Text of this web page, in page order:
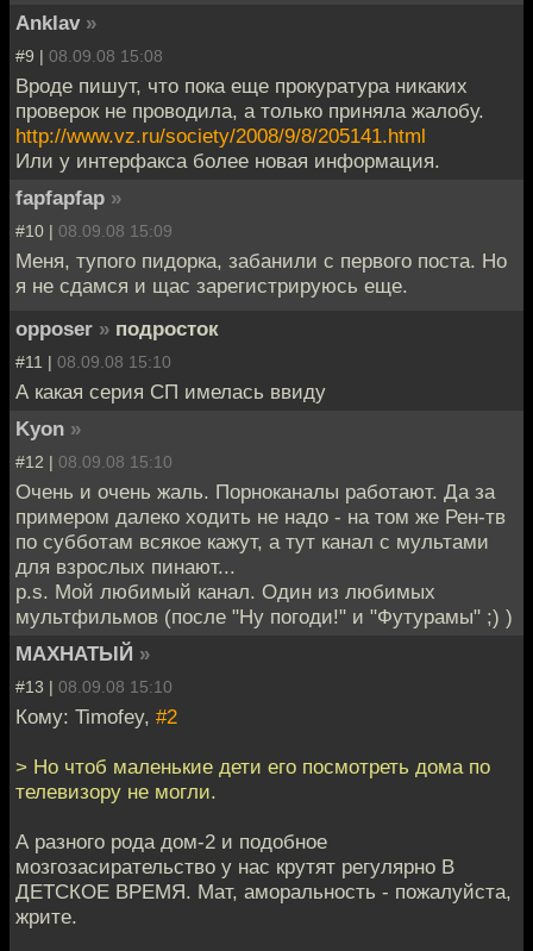
Anklav »
#9 | 08.09.08 15:08
Вроде пишут, что пока еще прокуратура никаких
проверок не проводила, а только приняла жалобу.
http://www.vz.ru/society/2008/9/8/205141.html
Или у интерфакса более новая информация.
fapfapfap »
#10 | 08.09.08 15:09
Меня, тупого пидорка, забанили с первого поста. Но
я не сдамся и щас зарегистрируюсь еще.
opposer » подросток
#11 | 08.09.08 15:10
А какая серия СП имелась ввиду
Kyon »
#12 | 08.09.08 15:10
Очень и очень жаль. Порноканалы работают. Да за
примером далеко ходить не надо - на том же Рен-тв
по субботам всякое кажут, а тут канал с мультами
для взрослых пинают...
p.s. Мой любимый канал. Один из любимых
мультфильмов (после "Ну погоди!" и "Футурамы" ;) )
МАХНАТЫЙ »
#13 | 08.09.08 15:10
Кому: Timofey, #2
> Но чтоб маленькие дети его посмотреть дома по
телевизору не могли.
А разного рода дом-2 и подобное
мозгозасирательство у нас крутят регулярно В
ДЕТСКОЕ ВРЕМЯ. Мат, аморальность - пожалуйста,
жрите.